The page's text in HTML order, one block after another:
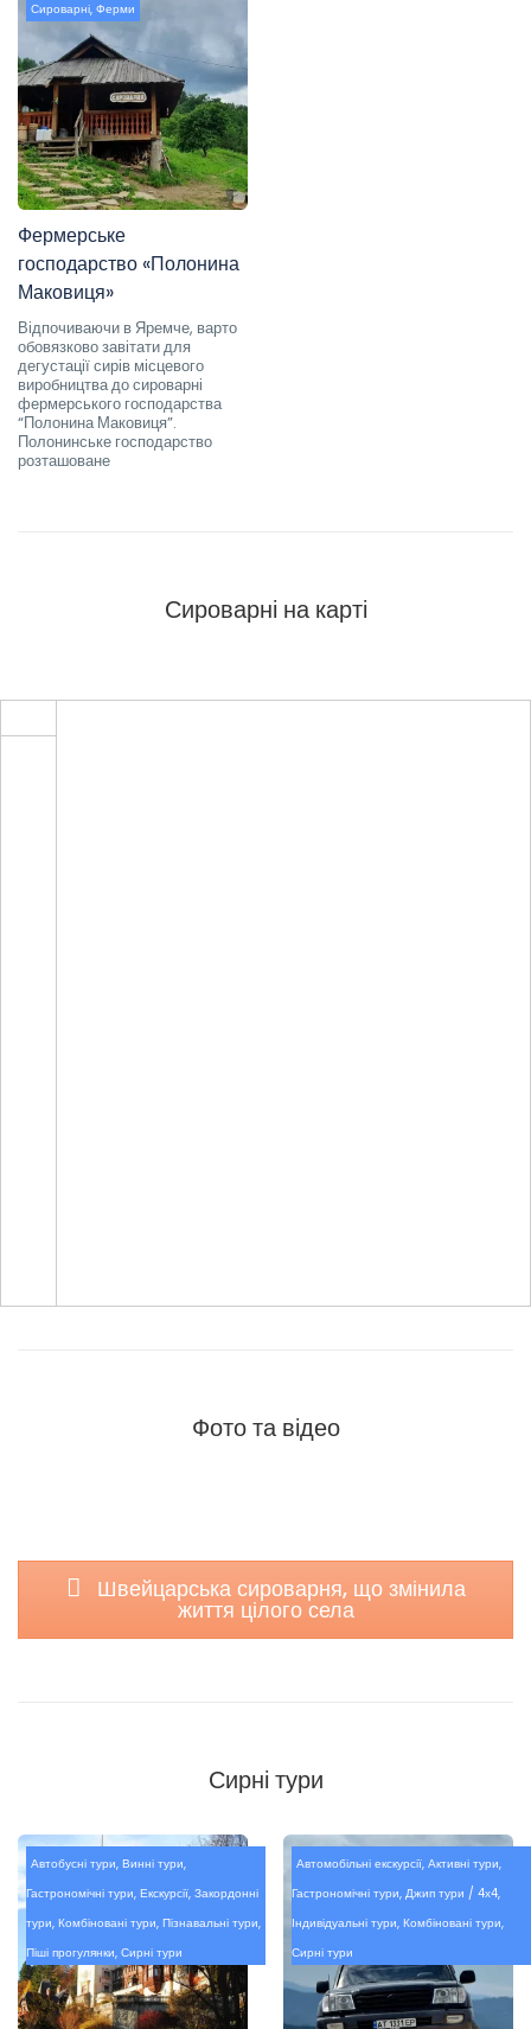
Сироварні, Ферми
Фермерське
господарство «Полонина
Маковиця»
Відпочиваючи в Яремче, варто
обовязково завітати для
дегустації сирів місцевого
виробництва до сироварні
фермерського господарства
“Полонина Маковиця”.
Полонинське господарство
розташоване
Сироварні на карті
Фото та відео
Швейцарська сироварня, що змінила
життя цілого села
Сирні тури
Автобусні тури, Винні тури,
Гастрономічні тури, Екскурсії, Закордонні
тури, Комбіновані тури, Пізнавальні тури,
Піші прогулянки, Сирні тури
Автомобільні екскурсії, Активні тури,
Гастрономічні тури, Джип тури / 4х4,
Індивідуальні тури, Комбіновані тури,
Сирні тури